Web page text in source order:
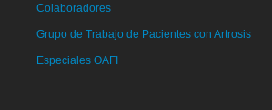
Colaboradores
Grupo de Trabajo de Pacientes con Artrosis
Especiales OAFI